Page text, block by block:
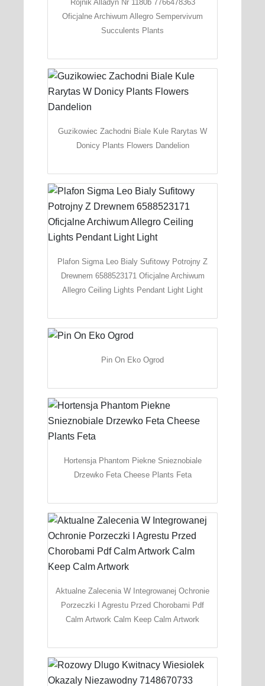
Rojnik Alladyn Nr 1180b 7766478363
Oficjalne Archiwum Allegro Sempervivum
Succulents Plants
Guzikowiec Zachodni Biale Kule Rarytas W
Donicy Plants Flowers Dandelion
Plafon Sigma Leo Bialy Sufitowy Potrojny Z
Drewnem 6588523171 Oficjalne Archiwum
Allegro Ceiling Lights Pendant Light Light
Pin On Eko Ogrod
Hortensja Phantom Piekne Snieznobiale
Drzewko Feta Cheese Plants Feta
Aktualne Zalecenia W Integrowanej Ochronie
Porzeczki I Agrestu Przed Chorobami Pdf
Calm Artwork Calm Keep Calm Artwork